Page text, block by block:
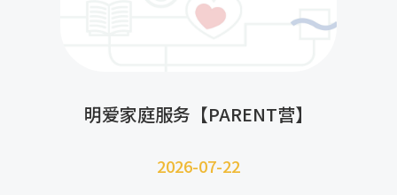
明爱家庭服务【PARENT营】
2026-07-22